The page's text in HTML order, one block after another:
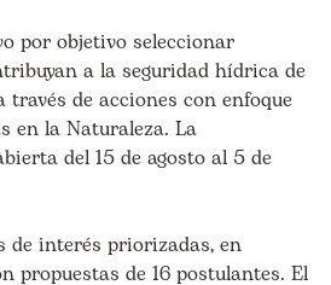
por objetivo seleccionar
a la seguridad hídrica de
través de acciones con enfoque
en la Naturaleza. La
del 15 de agosto al 5 de
de interés priorizadas, en
propuestas de 16 postulantes. El